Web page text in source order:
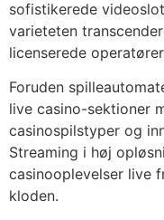
Panel
Panel
Panel
panel
panel
panel
sofistikerede
varieteten
licenserede
Foruden
live casino-sektioner
casinospilstyper og
Streaming i høj
casinooplevelser live
kloden.